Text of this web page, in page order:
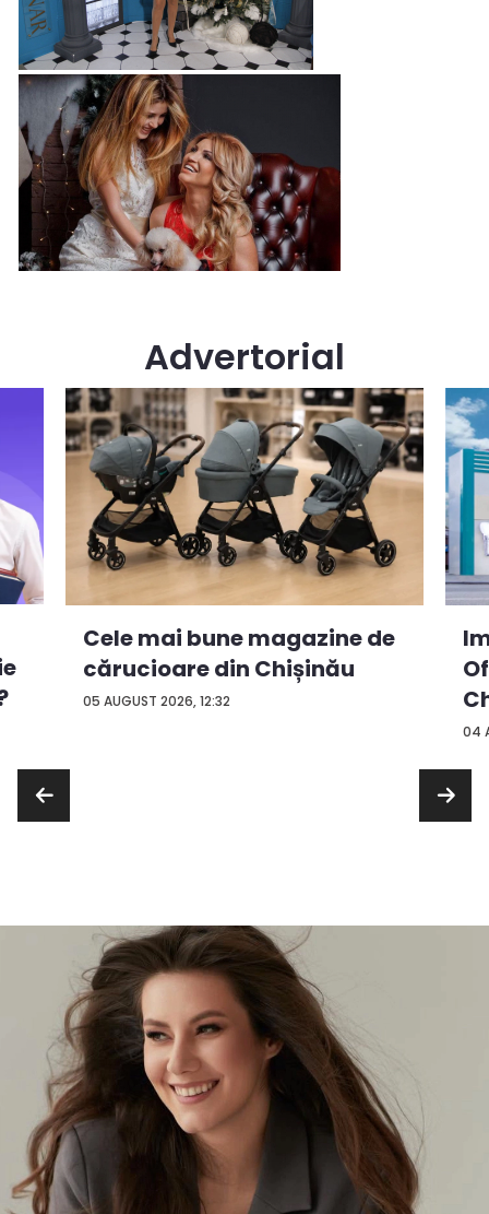
Advertorial
05 AUGUST 2026, 12:32
Cele mai bune magazine de
cărucioare din Chișinău
04